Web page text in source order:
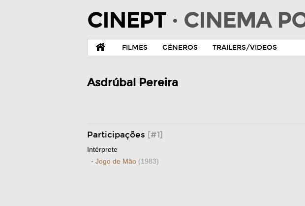
CINEPT · CINEMA
FILMES GÉNEROS TRAILERS/VIDEOS
Asdrúbal Pereira
Participações [#1]
Intérprete
· Jogo de Mão (1983)